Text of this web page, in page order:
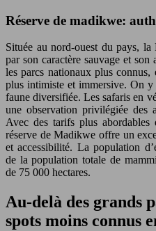
Réserve de madikwe:
Située au nord-ouest du pays,
par son caractère sauvage et
les parcs nationaux plus
plus intimiste et immersive. On
faune diversifiée. Les safaris en
une observation privilégiée des
Avec des tarifs plus
réserve de Madikwe offre un
et accessibilité. La population
de la population totale de
de 75 000 hectares.
Au-delà des grands
spots moins connus